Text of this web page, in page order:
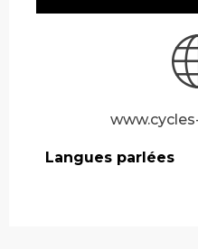
Langues parlées
Langues parlées